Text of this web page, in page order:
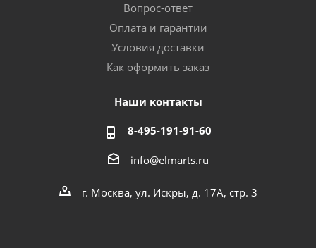
Вопрос-ответ
Оплата и гарантии
Условия доставки
Как оформить заказ
Наши контакты
8-495-191-91-60
info@elmarts.ru
г. Москва, ул. Искры, д. 17А, стр. 3